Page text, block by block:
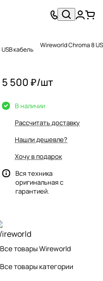
USB кабель Wireworld Chroma 8
5 500 ₽/шт
В наличии
Рассчитать доставку
Нашли дешевле?
Хочу в подарок
Вся техника
оригинальная с
гарантией.
Все товары Wireworld
Все товары категории